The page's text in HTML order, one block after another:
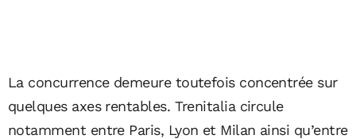
La concurrence demeure toutefois concentrée sur
quelques axes rentables. Trenitalia circule
notamment entre Paris, Lyon et Milan ainsi qu’entre